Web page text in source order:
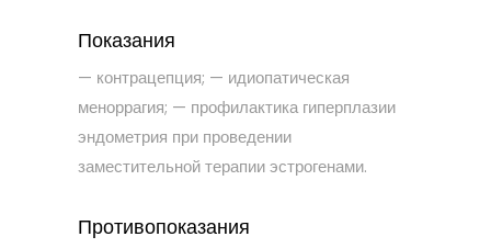
Показания
— контрацепция; — идиопатическая
меноррагия; — профилактика гиперплазии
эндометрия при проведении
заместительной терапии эстрогенами.
Противопоказания